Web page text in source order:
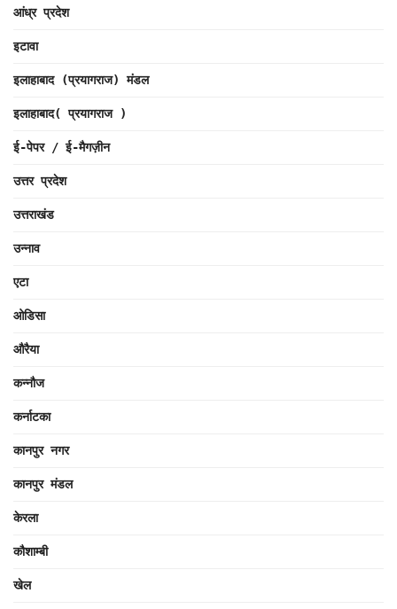
आंध्र प्रदेश
इटावा
इलाहाबाद (प्रयागराज) मंडल
इलाहाबाद( प्रयागराज )
ई-पेपर / ई-मैगज़ीन
उत्तर प्रदेश
उत्तराखंड
उन्नाव
एटा
ओडिसा
औरैया
कन्नौज
कर्नाटका
कानपुर नगर
कानपुर मंडल
केरला
कौशाम्बी
खेल